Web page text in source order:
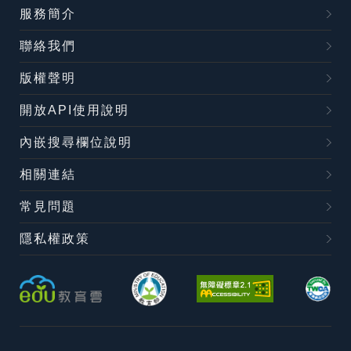
服務簡介
聯絡我們
版權聲明
開放API使用說明
內嵌搜尋欄位說明
相關連結
常見問題
隱私權政策